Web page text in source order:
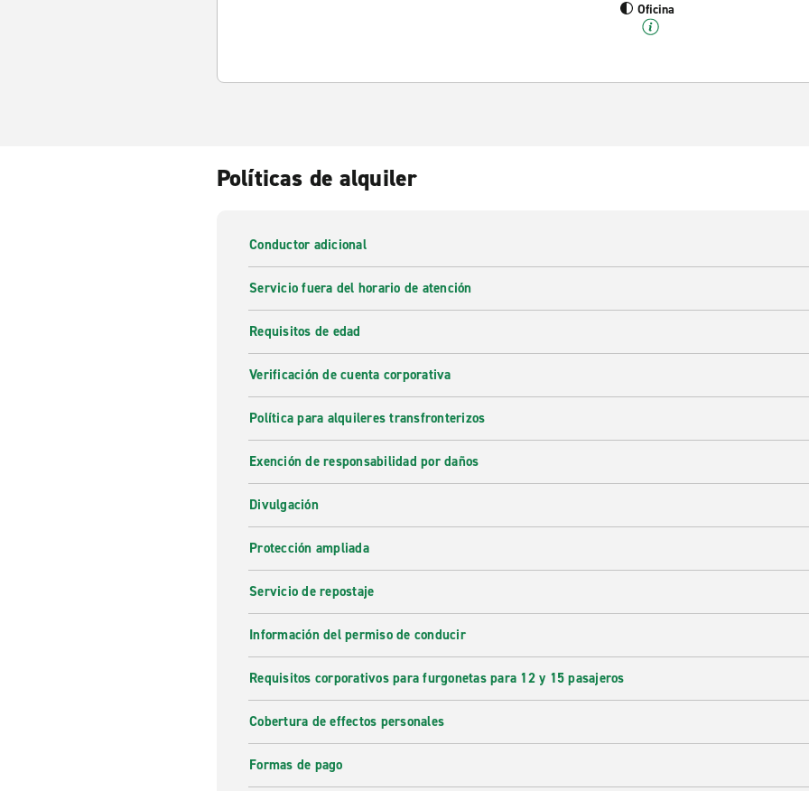
Oficina
Políticas de alquiler
Conductor adicional
Servicio fuera del horario de atención
Requisitos de edad
Verificación de cuenta corporativa
Política para alquileres transfronterizos
Exención de responsabilidad por daños
Divulgación
Protección ampliada
Servicio de repostaje
Información del permiso de conducir
Requisitos corporativos para furgonetas para 12 y 15 pasajeros
Cobertura de effectos personales
Formas de pago